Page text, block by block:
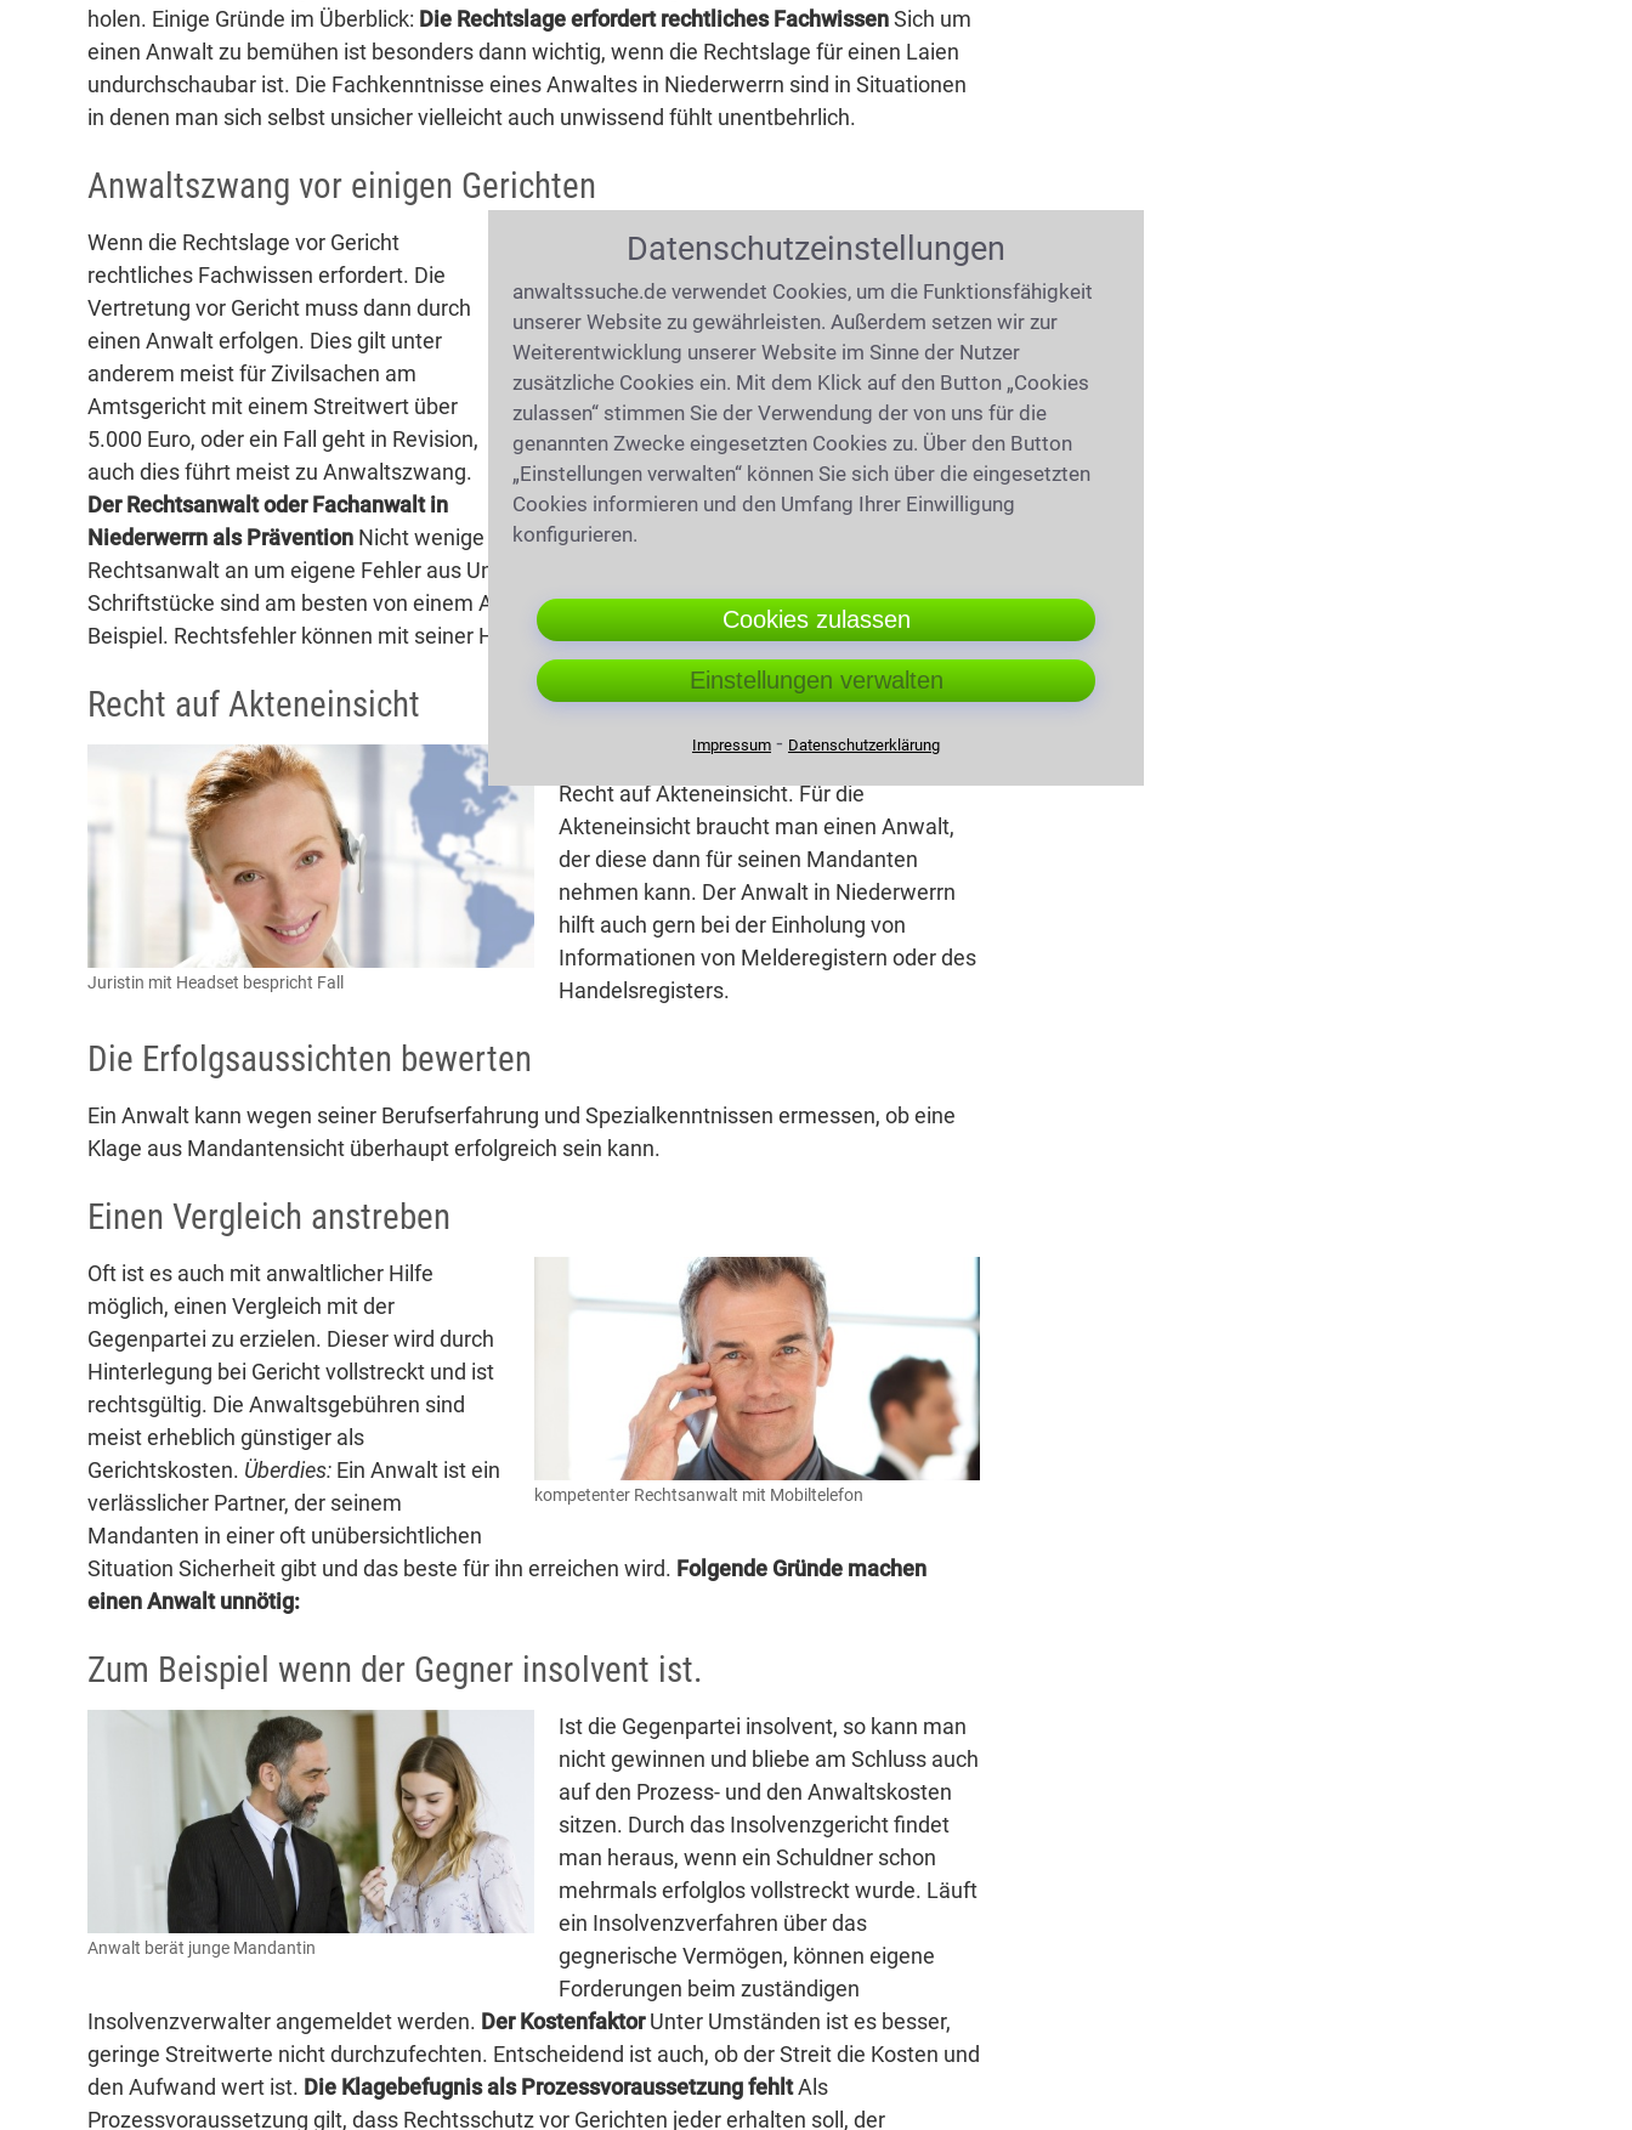
holen. Einige Gründe im Überblick: Die Rechtslage erfordert rechtliches FachwissenSich um
einen Anwalt zu bemühen ist besonders dann wichtig, wenn die Rechtslage für einen Laien
undurchschaubar ist. Die Fachkenntnisse eines Anwaltes in Niederwerrn sind in Situationen
in denen man sich selbst unsicher vielleicht auch unwissend fühlt unentbehrlich.
Anwaltszwang vor einigen Gerichten
Richterhammer
Wenn die Rechtslage vor Gericht
rechtliches Fachwissen erfordert. Die
Vertretung vor Gericht muss dann durch
einen Anwalt erfolgen. Dies gilt unter
anderem meist für Zivilsachen am
Amtsgericht mit einem Streitwert über
5.000 Euro, oder ein Fall geht in Revision,
auch dies führt meist zu Anwaltszwang.
Der Rechtsanwalt oder Fachanwalt in
Niederwerrn als Prävention Nicht wenige Menschen vertrauen ihren Fall frühzeitig einem
Rechtsanwalt an um eigene Fehler aus Unwissenheit zu vermeiden. Auch wichtige rechtliche
Schriftstücke sind am besten von einem Anwalt ausformuliert. Das eigene Testament zum
Beispiel. Rechtsfehler können mit seiner Hilfe ausgeschlossen werden.
Recht auf Akteneinsicht
Juristin mit Headset bespricht Fall
Weder Kläger noch Angeklagter haben das
Recht auf Akteneinsicht. Für die
Akteneinsicht braucht man einen Anwalt,
der diese dann für seinen Mandanten
nehmen kann. Der Anwalt in Niederwerrn
hilft auch gern bei der Einholung von
Informationen von Melderegistern oder des
Handelsregisters.
Die Erfolgsaussichten bewerten
Ein Anwalt kann wegen seiner Berufserfahrung und Spezialkenntnissen ermessen, ob eine
Klage aus Mandantensicht überhaupt erfolgreich sein kann.
Einen Vergleich anstreben
kompetenter Rechtsanwalt mit Mobiltelefon
Oft ist es auch mit anwaltlicher Hilfe
möglich, einen Vergleich mit der
Gegenpartei zu erzielen. Dieser wird durch
Hinterlegung bei Gericht vollstreckt und ist
rechtsgültig. Die Anwaltsgebühren sind
meist erheblich günstiger als
Gerichtskosten. Überdies: Ein Anwalt ist ein
verlässlicher Partner, der seinem
Mandanten in einer oft unübersichtlichen
Situation Sicherheit gibt und das beste für ihn erreichen wird. Folgende Gründe machen
einen Anwalt unnötig:
Zum Beispiel wenn der Gegner insolvent ist.
Anwalt berät junge Mandantin
Ist die Gegenpartei insolvent, so kann man
nicht gewinnen und bliebe am Schluss auch
auf den Prozess- und den Anwaltskosten
sitzen. Durch das Insolvenzgericht findet
man heraus, wenn ein Schuldner schon
mehrmals erfolglos vollstreckt wurde. Läuft
ein Insolvenzverfahren über das
gegnerische Vermögen, können eigene
Forderungen beim zuständigen
Insolvenzverwalter angemeldet werden. Der KostenfaktorUnter Umständen ist es besser,
geringe Streitwerte nicht durchzufechten. Entscheidend ist auch, ob der Streit die Kosten und
den Aufwand wert ist. Die Klagebefugnis als Prozessvoraussetzung fehltAls
Prozessvoraussetzung gilt, dass Rechtsschutz vor Gerichten jeder erhalten soll, der
Datenschutzeinstellungen
anwaltssuche.de verwendet Cookies, um die Funktionsfähigkeit
unserer Website zu gewährleisten. Außerdem setzen wir zur
Weiterentwicklung unserer Website im Sinne der Nutzer
zusätzliche Cookies ein. Mit dem Klick auf den Button „Cookies
zulassen“ stimmen Sie der Verwendung der von uns für die
genannten Zwecke eingesetzten Cookies zu. Über den Button
„Einstellungen verwalten“ können Sie sich über die eingesetzten
Cookies informieren und den Umfang Ihrer Einwilligung
konfigurieren.
Cookies zulassen
Einstellungen verwalten
Impressum ⁃ Datenschutzerklärung